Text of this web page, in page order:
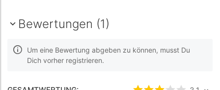
Bewertungen (1)
Um eine Bewertung abgeben zu können, musst Du
Dich vorher registrieren.